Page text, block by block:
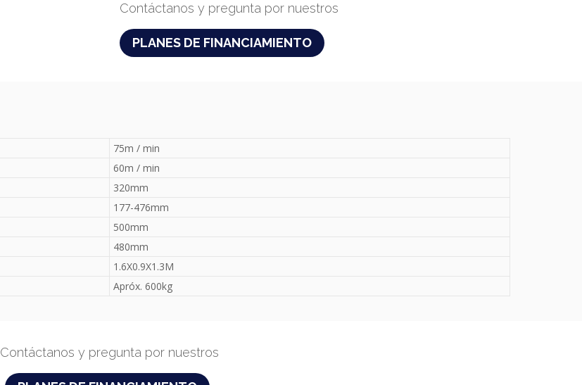
Contáctanos y pregunta por nuestros
PLANES DE FINANCIAMIENTO
75m / min
60m / min
320mm
177-476mm
500mm
480mm
1.6X0.9X1.3M
Apróx. 600kg
Contáctanos y pregunta por nuestros